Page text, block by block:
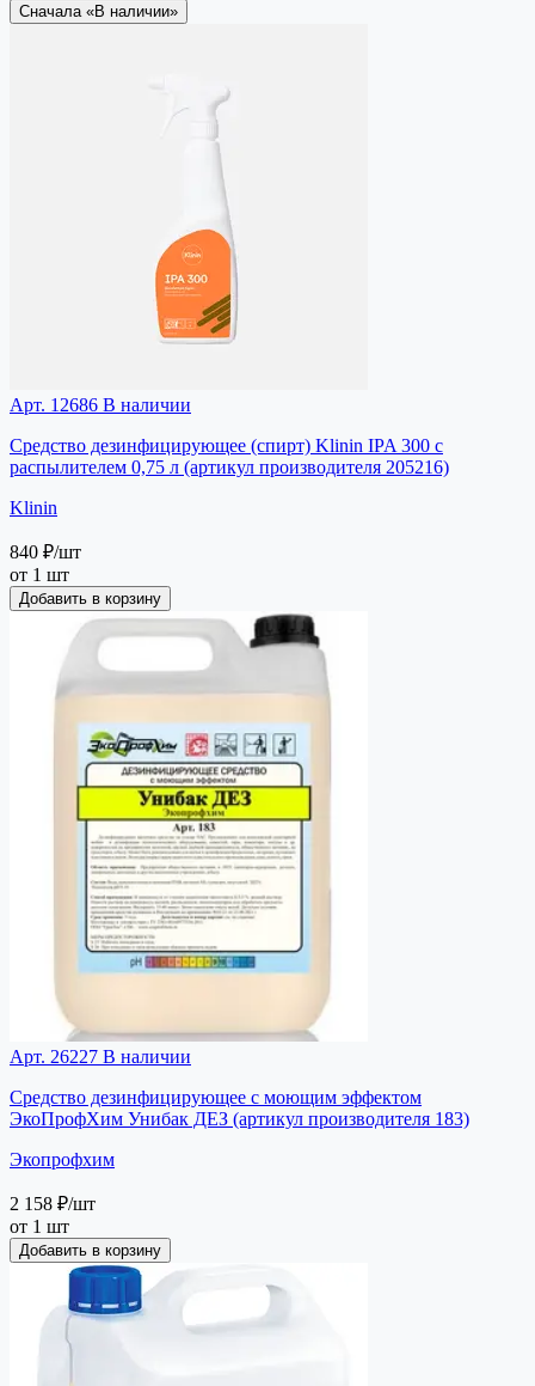
Сначала «В наличии»
Арт. 12686 В наличии
Средство дезинфицирующее (спирт) Klinin IPA 300 с
распылителем 0,75 л (артикул производителя 205216)
Klinin
840 ₽/шт
от 1 шт
Добавить в корзину
Арт. 26227 В наличии
Средство дезинфицирующее с моющим эффектом
ЭкоПрофХим Унибак ДЕЗ (артикул производителя 183)
Экопрофхим
2 158 ₽/шт
от 1 шт
Добавить в корзину